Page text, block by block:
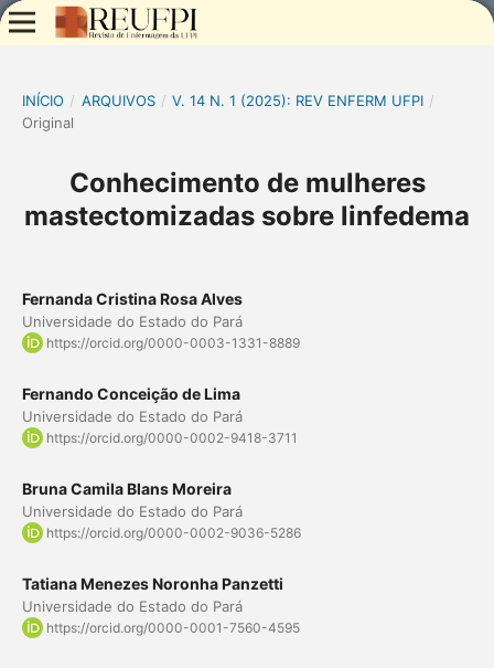
INÍCIO / ARQUIVOS / V. 14 N. 1 (2025): REV ENFERM UFPI /
Original
Conhecimento de mulheres
mastectomizadas sobre linfedema
Fernanda Cristina Rosa Alves
Universidade do Estado do Pará
https://orcid.org/0000-0003-1331-8889
Fernando Conceição de Lima
Universidade do Estado do Pará
https://orcid.org/0000-0002-9418-3711
Bruna Camila Blans Moreira
Universidade do Estado do Pará
https://orcid.org/0000-0002-9036-5286
Tatiana Menezes Noronha Panzetti
Universidade do Estado do Pará
https://orcid.org/0000-0001-7560-4595